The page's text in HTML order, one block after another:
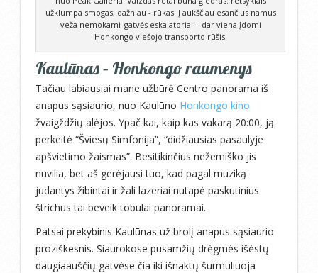
užklumpa smogas, dažniau - rūkas. Į aukščiau esančius namus
veža nemokami 'gatvės eskalatoriai' - dar viena įdomi
Honkongo viešojo transporto rūšis.
Kaulūnas – Honkongo raumenys
Tačiau labiausiai mane užbūrė Centro panorama iš
anapus sąsiaurio, nuo Kaulūno Honkongo kino
žvaigždžių alėjos. Ypač kai, kaip kas vakarą 20:00, ją
perkeitė “Šviesų Simfonija”, “didžiausias pasaulyje
apšvietimo žaismas”. Besitikinčius nežemiško jis
nuvilia, bet aš gerėjausi tuo, kad pagal muziką
judantys žibintai ir žali lazeriai nutapė paskutinius
štrichus tai beveik tobulai panoramai.
Patsai prekybinis Kaulūnas už brolį anapus sąsiaurio
proziškesnis. Siaurokose pusamžių drėgmės išėstų
daugiaauščių gatvėse čia iki išnaktų šurmuliuoja